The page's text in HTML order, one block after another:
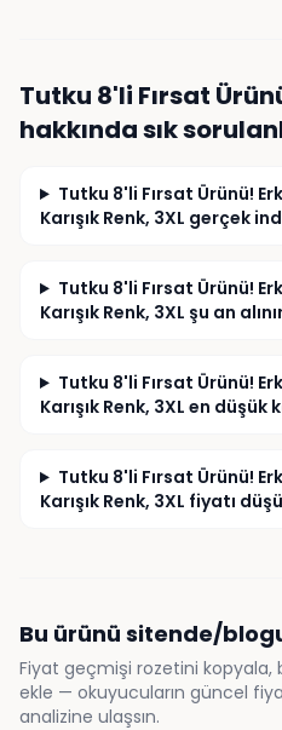
talep ederim.
Tutku 8'li Fırsat
hakkında sık
Tutku 8'li Fırsat Ürünü!
Karışık Renk, 3XL gerçek
Tutku 8'li Fırsat Ürünü!
Karışık Renk, 3XL şu an
Tutku 8'li Fırsat Ürünü!
Karışık Renk, 3XL en düşük
Tutku 8'li Fırsat Ürünü!
Karışık Renk, 3XL fiyatı
Bu ürünü sitende/
Fiyat geçmişi rozetini kopyala,
ekle — okuyucuların güncel
analizine ulaşsın.